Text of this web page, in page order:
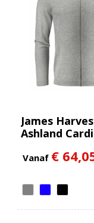
James
Ashland
Vanaf €